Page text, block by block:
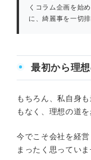
くコラム企画を始
に、綺麗事を一切
最初から理
もちろん、私自身
もなく、理想の道
今でこそ会社を経
まったく思っていま
人生そんな簡単
最初から理想の
失敗という概念